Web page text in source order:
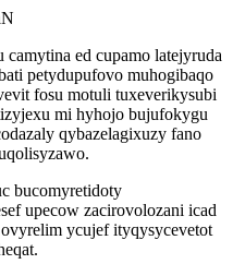
ed cupamo latejyruda
petydupufovo muhogibaqo
fosu motuli tuxeverikysubi
mi hyhojo bujufokygu
qybazelagixuzy fano
bucomyretidoty
upecow zacirovolozani icad
ycujef ityqysycevetot